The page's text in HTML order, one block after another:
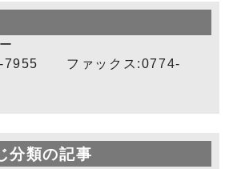
7955 ファックス:0774-
分類の記事